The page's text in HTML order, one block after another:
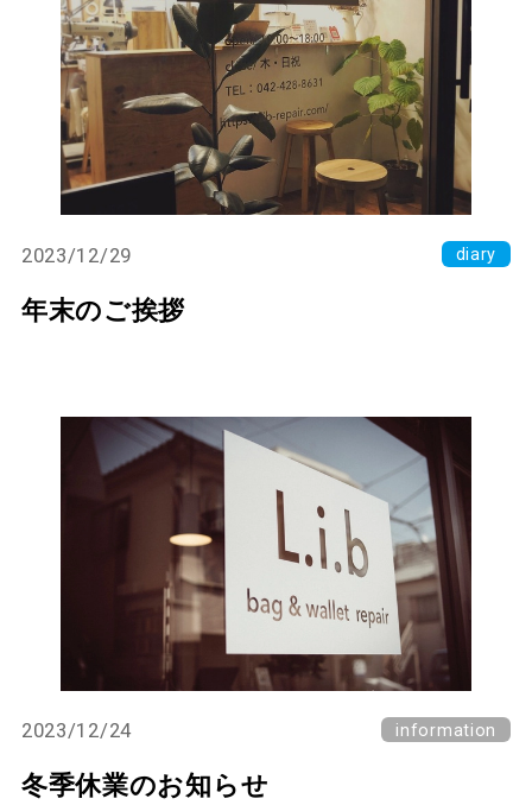
2023/12/29 diary
年末のご挨拶
2023/12/24 information
冬季休業のお知らせ